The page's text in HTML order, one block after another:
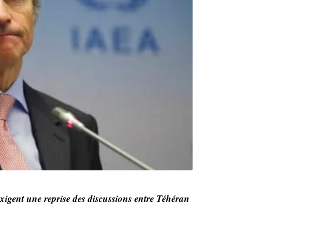
une reprise des discussions entre Téhéran